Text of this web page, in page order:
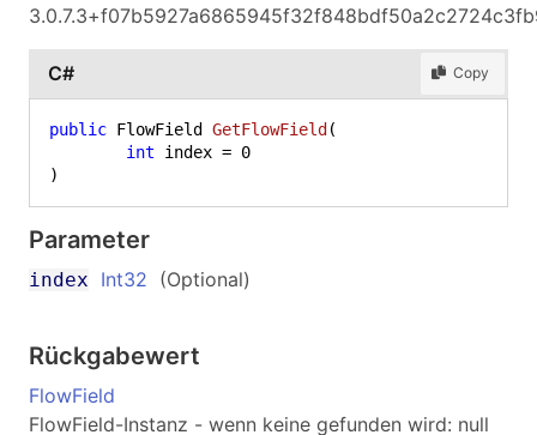
C# Copy
public FlowField GetFlowField (
int index = 0
)
Parameter
index Int32 (Optional)
Rückgabewert
FlowField
FlowField-Instanz - wenn keine gefunden wird: null